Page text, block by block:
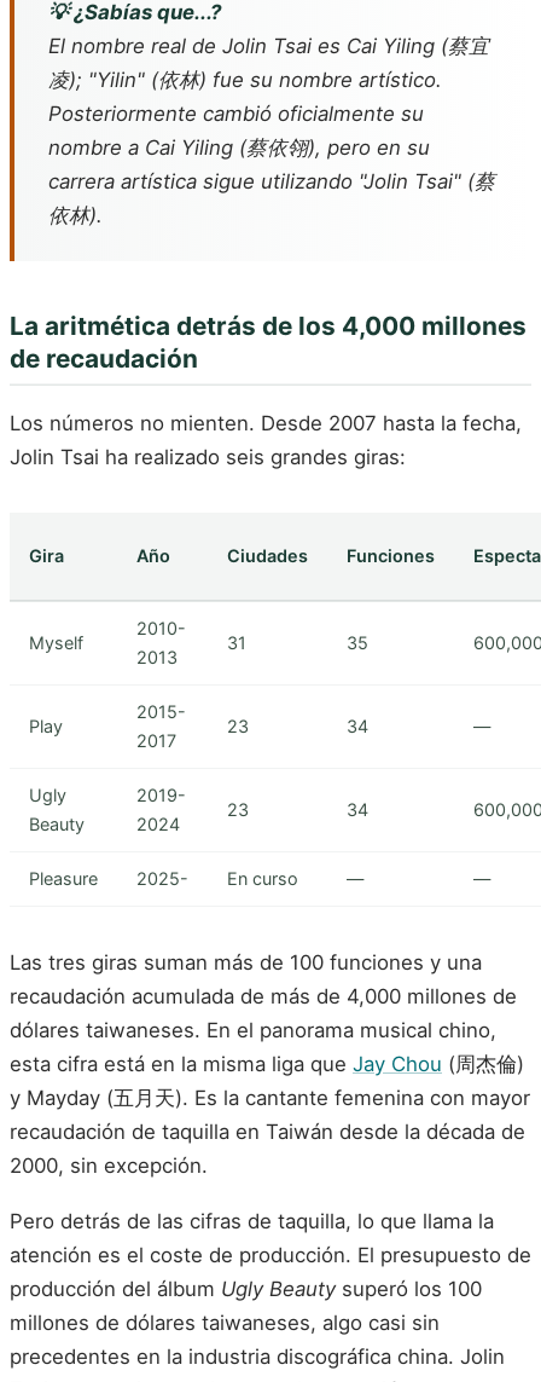
💡 ¿Sabías que...?
El nombre real de Jolin Tsai es Cai Yiling (蔡宜
凌); "Yilin" (依林) fue su nombre artístico.
Posteriormente cambió oficialmente su
nombre a Cai Yiling (蔡依翎), pero en su
carrera artística sigue utilizando "Jolin Tsai" (蔡
依林).
La aritmética detrás de los 4,000 millones
de recaudación
Los números no mienten. Desde 2007 hasta la fecha,
Jolin Tsai ha realizado seis grandes giras:
Gira Año Ciudades Funciones
Myself
2010-
2013
31 35
Play
2015-
2017
23 34 —
Ugly
Beauty
2019-
2024
23 34
Pleasure 2025- En curso — —
Las tres giras suman más de 100 funciones y una
recaudación acumulada de más de 4,000 millones de
dólares taiwaneses. En el panorama musical chino,
esta cifra está en la misma liga que Jay Chou (周杰倫)
y Mayday (五月天). Es la cantante femenina con mayor
recaudación de taquilla en Taiwán desde la década de
2000, sin excepción.
Pero detrás de las cifras de taquilla, lo que llama la
atención es el coste de producción. El presupuesto de
producción del álbum Ugly Beautysuperó los 100
millones de dólares taiwaneses, algo casi sin
precedentes en la industria discográfica china. Jolin